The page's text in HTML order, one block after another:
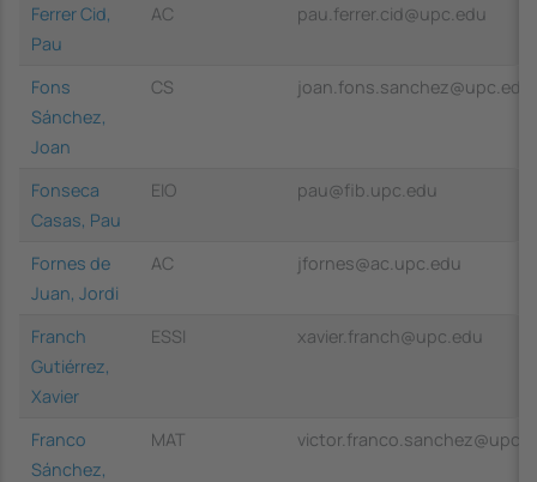
Ferrer Cid,
Pau
AC pau.ferrer.cid@upc.edu
Fons
Sánchez,
Joan
CS joan.fons.sanchez@upc.edu
Fonseca
Casas, Pau
EIO pau@fib.upc.edu
Fornes de
Juan, Jordi
AC jfornes@ac.upc.edu
Franch
Gutiérrez,
Xavier
ESSI xavier.franch@upc.edu
Franco
Sánchez,
MAT